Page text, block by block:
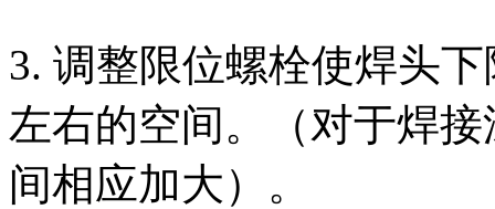
3. 调整限位螺栓使焊头
左右的空间。（对于焊
间相应加大）。